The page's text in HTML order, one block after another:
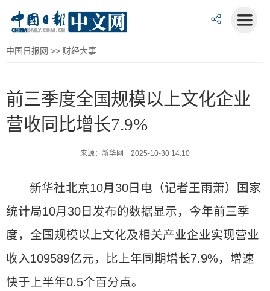
中国日报网 >> 财经大事
前三季度全国规模以上文化企业
营收同比增长7.9%
来源：新华网 2025-10-30 14:10
新华社北京10月30日电（记者王雨萧）国家
统计局10月30日发布的数据显示，今年前三季
度，全国规模以上文化及相关产业企业实现营业
收入109589亿元，比上年同期增长7.9%，增速
快于上半年0.5个百分点。